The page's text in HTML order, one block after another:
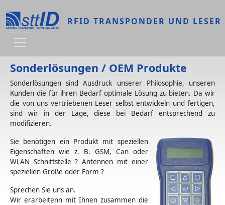
RFID TRANSPONDER UND LESER
Sonderlösungen / OEM Produkte
Sonderlösungen sind Ausdruck unserer Philosophie, unseren
Kunden die für ihren Bedarf optimale Lösung zu bieten. Da wir
die von uns vertriebenen Leser selbst entwickeln und fertigen,
sind wir in der Lage, diese bei Bedarf entsprechend zu
modifizieren.
Sie benötigen ein Produkt mit speziellen
Eigenschaften wie z. B. GSM, Can oder
WLAN Schnittstelle ? Antennen mit einer
speziellen Größe oder Form ?
Sprechen Sie uns an.
Wir erarbeitenn mit Ihnen zusammen die